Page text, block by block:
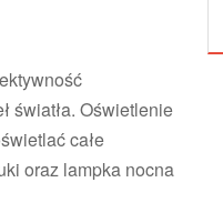
światła. Oświetlenie
całe
oraz lampka nocna